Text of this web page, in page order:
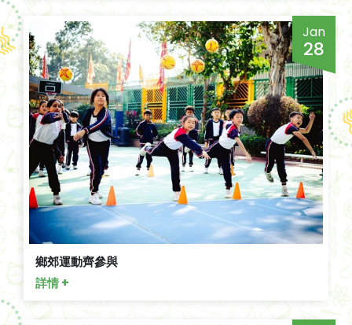
Jan
28
鄉郊運動齊參與
詳情 +